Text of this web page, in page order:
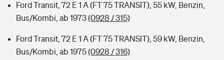
Ford Transit, 72 E 1 A (FT 75 TRANSIT), 55 kW, Benzin,
Bus/Kombi, ab 1973(0928 / 315)
Ford Transit, 72 E 1 A (FT 75 TRANSIT), 59 kW, Benzin,
Bus/Kombi, ab 1975(0928 / 316)